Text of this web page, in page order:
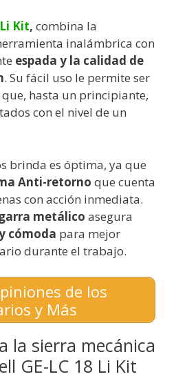
Kit, combina la
inalámbrica con
espada y la calidad de
. Su fácil uso le permite ser
hasta un principiante,
con el nivel de un
brinda es óptima, ya que
Anti-retorno que cuenta
con acción inmediata.
metálico asegura
cómoda para mejor
durante el trabajo.
de los
y Más
la sierra mecánica
GE-LC 18 Li Kit